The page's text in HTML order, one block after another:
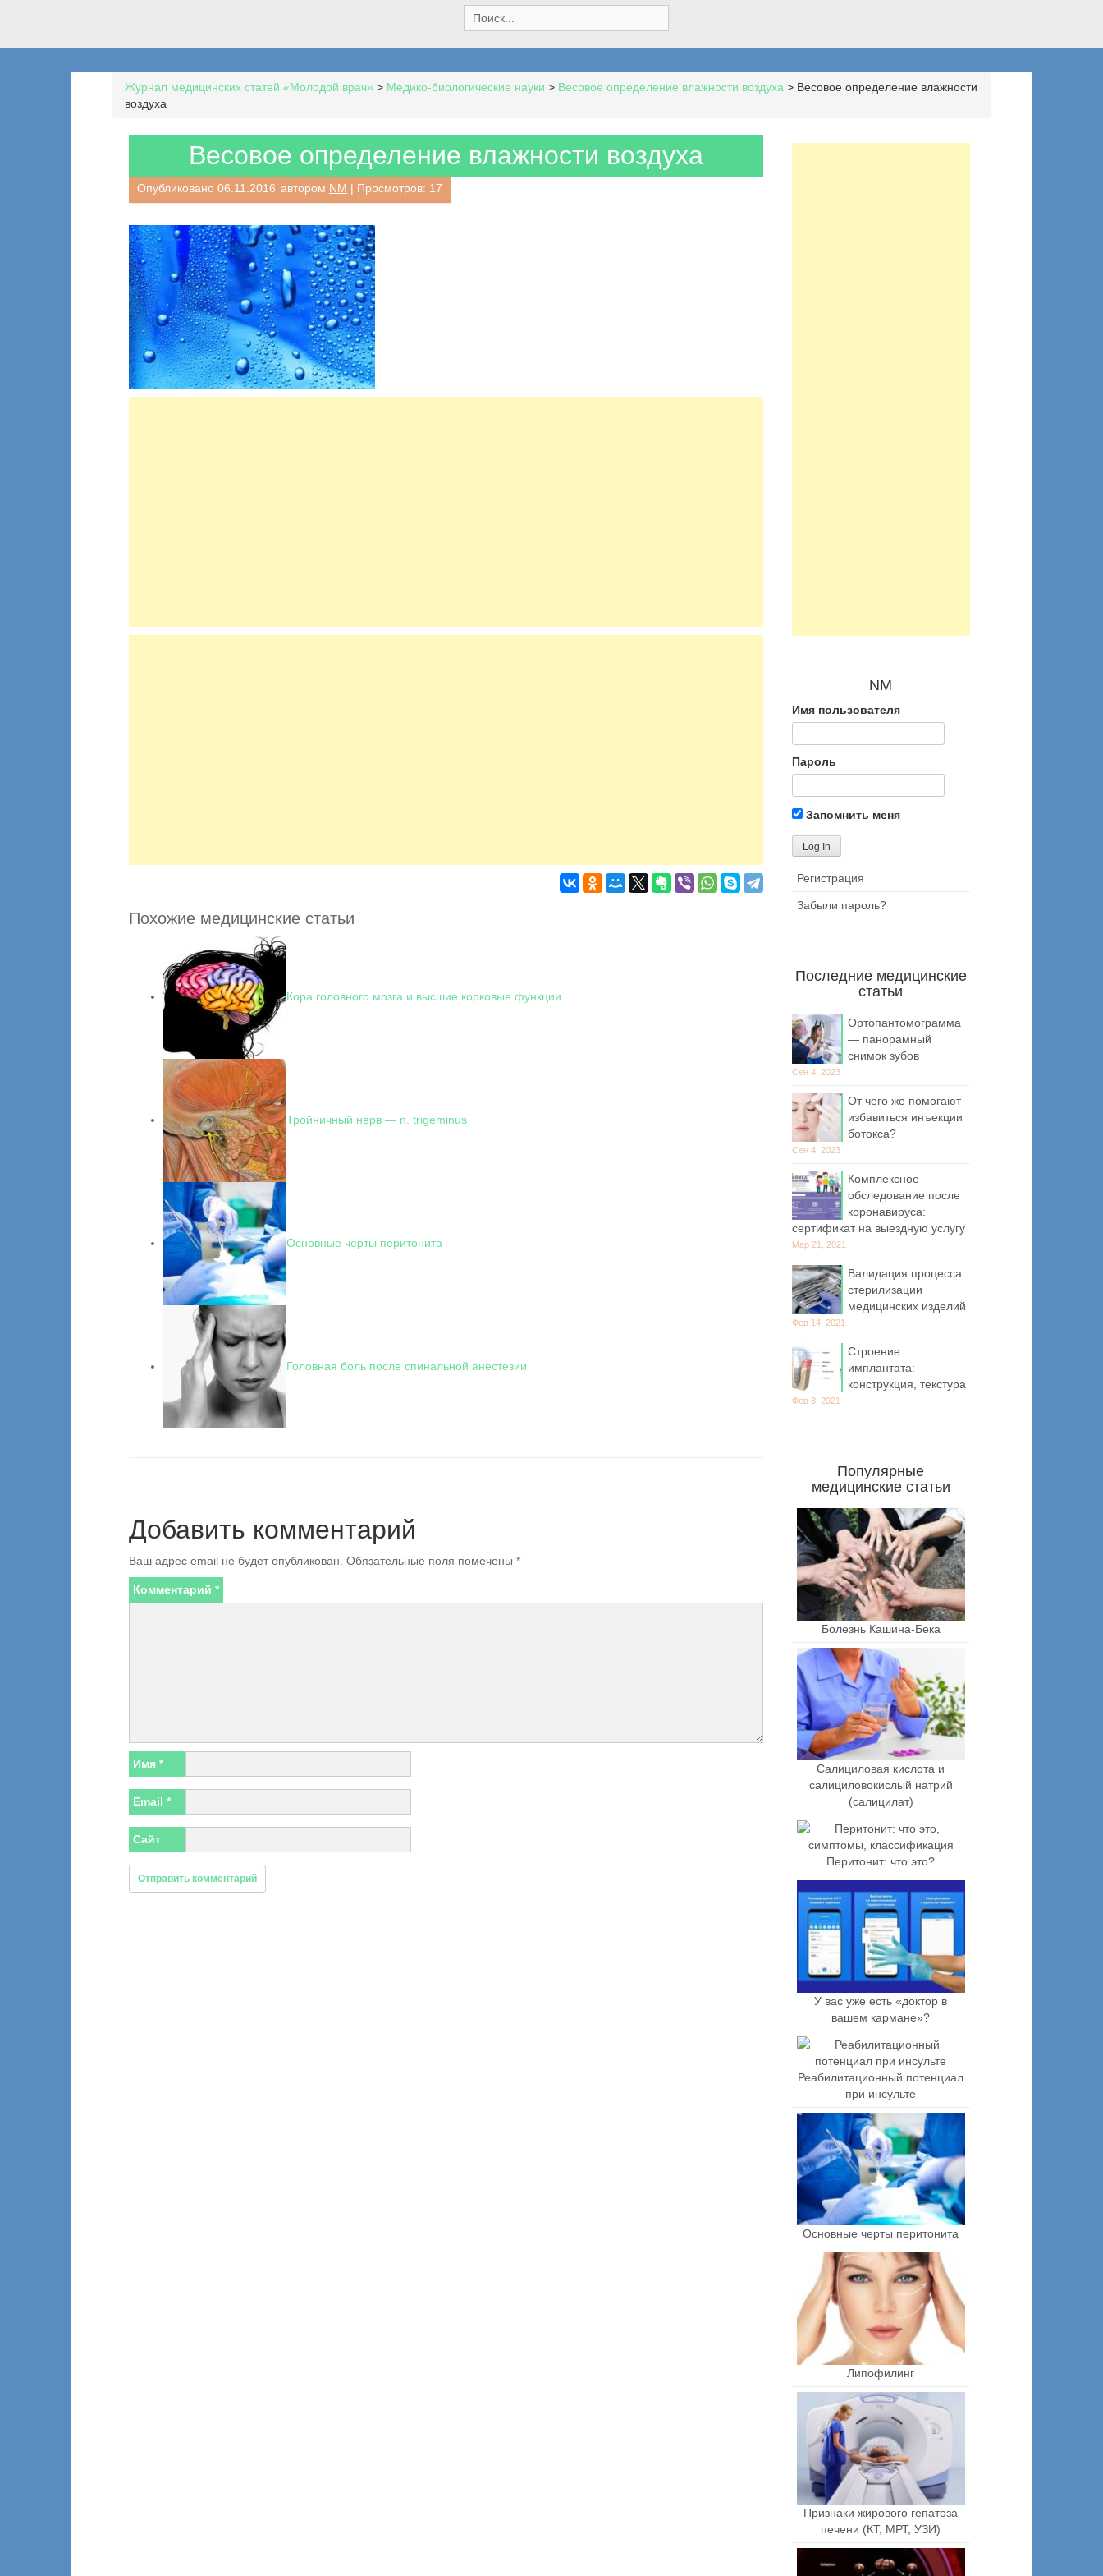
e
a
h
Журнал медицинских статей «Молодой врач» > Медико-биологические науки > Весовое определение влажности воздуха > Весовое определение влажности
воздуха
Весовое определение влажности воздуха
Опубликовано 06.11.2016 автором NM | Просмотров: 17
Похожие медицинские статьи
Кора головного мозга и высшие корковые функции
Тройничный нерв — n. trigeminus
Основные черты перитонита
Головная боль после спинальной анестезии
Добавить комментарий
Ваш адрес email не будет опубликован. Обязательные поля помечены *
Комментарий *
Имя *
Email *
Сайт
NM
Имя пользователя
Пароль
Запомнить меня
Регистрация
Забыли пароль?
Последние медицинские
статьи
Ортопантомограмма
— панорамный
снимок зубов
Сен 4, 2023
От чего же помогают
избавиться инъекции
ботокса?
Сен 4, 2023
Комплексное
обследование после
коронавируса:
сертификат на выездную услугу
Мар 21, 2021
Валидация процесса
стерилизации
медицинских изделий
Фев 14, 2021
Строение
имплантата:
конструкция, текстура
Фев 8, 2021
Популярные
медицинские статьи
Болезнь Кашина-Бека
Салициловая кислота и
салициловокислый натрий
(салицилат)
Перитонит: что это?
У вас уже есть «доктор в
вашем кармане»?
Реабилитационный потенциал
при инсульте
Основные черты перитонита
Липофилинг
Признаки жирового гепатоза
печени (КТ, МРТ, УЗИ)